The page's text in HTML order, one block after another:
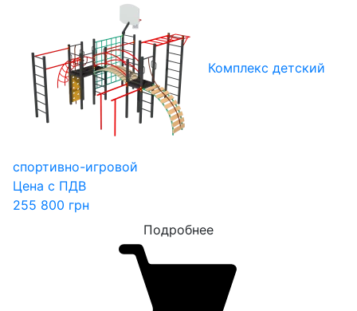
Комплекс детский
спортивно-игровой
Цена с ПДВ
255 800 грн
Подробнее